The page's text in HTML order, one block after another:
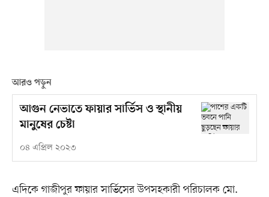
আরও পড়ুন
আগুন নেভাতে ফায়ার সার্ভিস ও স্থানীয়
মানুষের চেষ্টা
০৪ এপ্রিল ২০২৩
এদিকে গাজীপুর ফায়ার সার্ভিসের উপসহকারী পরিচালক মো.